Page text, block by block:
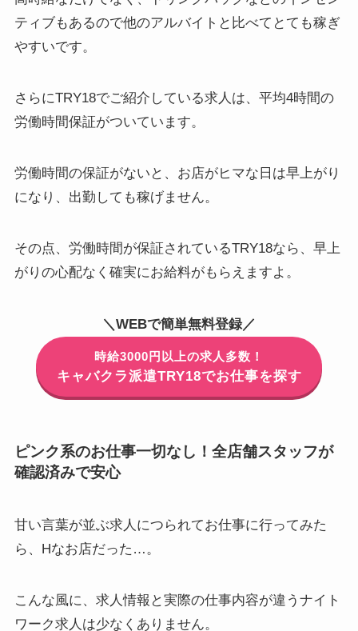
ティブもあるので他のアルバイトと比べてとても稼ぎ
やすいです。
さらにTRY18でご紹介している求人は、 平均4時間の
労働時間保証がついています。
労働時間の保証がないと、お店がヒマな日は早上がり
になり、出勤しても稼げません。
その点、労働時間が保証されているTRY18なら、 早上
がりの心配なく確実にお給料がもらえますよ。
＼WEBで簡単無料登録／
時給3000円以上の求人多数！
キャバクラ派遣TRY18でお仕事を探す
ピンク系のお仕事一切なし！全店舗スタッフが
確認済みで安心
甘い言葉が並ぶ求人につられてお仕事に行ってみた
ら、Hなお店だった…。
こんな風に、求人情報と実際の仕事内容が違うナイト
ワーク求人は少なくありません。